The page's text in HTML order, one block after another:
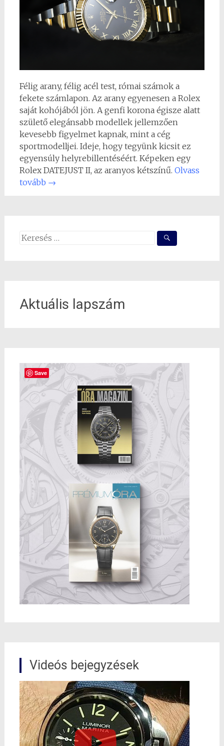
Félig arany, félig acél test, római számok a
fekete számlapon. Az arany egyenesen a Rolex
saját kohójából jön. A genfi korona égisze alatt
születő elegánsabb modellek jellemzően
kevesebb figyelmet kapnak, mint a cég
sportmodelljei. Ideje, hogy tegyünk kicsit ez
egyensúly helyrebillentéséért. Képeken egy
Rolex DATEJUST II, az aranyos kétszínű. Olvass
tovább →
Search
Aktuális lapszám
Videós bejegyzések
Save